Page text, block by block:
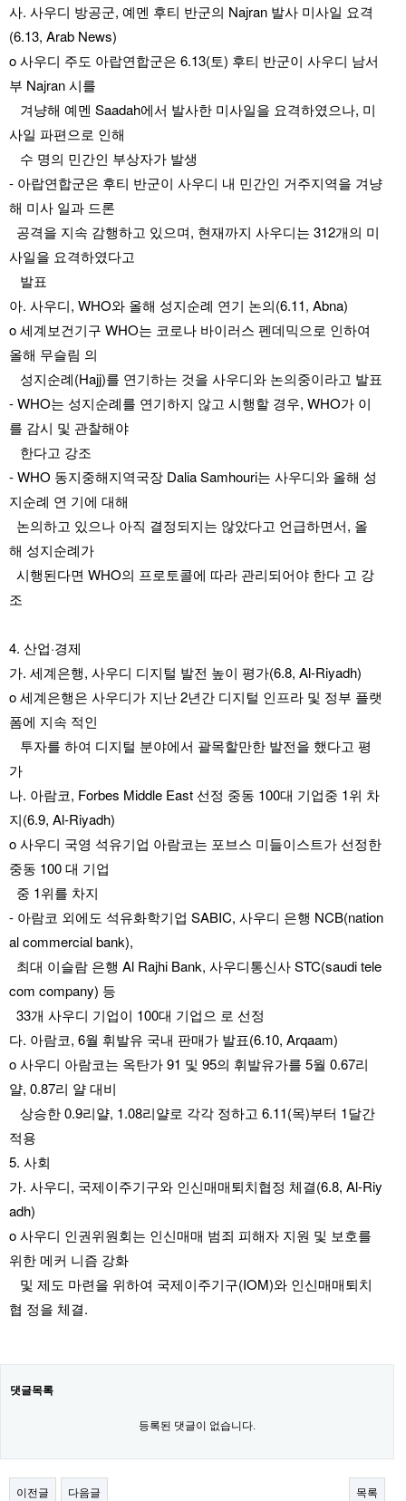
사. 사우디 방공군, 예멘 후티 반군의 Najran 발사 미사일 요격
(6.13, Arab News)
o 사우디 주도 아랍연합군은 6.13(토) 후티 반군이 사우디 남서
부 Najran 시를
사일 파편으로 인해
   수 명의 민간인 부상자가 발생
- 아랍연합군은 후티 반군이 사우디 내 민간인 거주지역을 겨냥
해 미사 일과 드론
사일을 요격하였다고
   발표
아. 사우디, WHO와 올해 성지순례 연기 논의(6.11, Abna)
o 세계보건기구 WHO는 코로나 바이러스 펜데믹으로 인하여
올해 무슬림 의
   성지순례(Hajj)를 연기하는 것을 사우디와 논의중이라고 발표
- WHO는 성지순례를 연기하지 않고 시행할 경우, WHO가 이
를 감시 및 관찰해야
   한다고 강조
- WHO 동지중해지역국장 Dalia Samhouri는 사우디와 올해 성
지순례 연 기에 대해
해 성지순례가
조
4. 산업·경제
가. 세계은행, 사우디 디지털 발전 높이 평가(6.8, Al-Riyadh)
o 세계은행은 사우디가 지난 2년간 디지털 인프라 및 정부 플랫
폼에 지속 적인
가
나. 아람코, Forbes Middle East 선정 중동 100대 기업중 1위 차
지(6.9, Al-Riyadh)
o 사우디 국영 석유기업 아람코는 포브스 미들이스트가 선정한
중동 100 대 기업
  중 1위를 차지
- 아람코 외에도 석유화학기업 SABIC, 사우디 은행 NCB(nation
al commercial bank),
com company) 등
  33개 사우디 기업이 100대 기업으 로 선정
다. 아람코, 6월 휘발유 국내 판매가 발표(6.10, Arqaam)
o 사우디 아람코는 옥탄가 91 및 95의 휘발유가를 5월 0.67리
얄, 0.87리 얄 대비
적용
5. 사회
가. 사우디, 국제이주기구와 인신매매퇴치협정 체결(6.8, Al-Riy
adh)
o 사우디 인권위원회는 인신매매 범죄 피해자 지원 및 보호를
위한 메커 니즘 강화
협 정을 체결.
댓글목록
등록된 댓글이 없습니다.
이전글 다음글 목록